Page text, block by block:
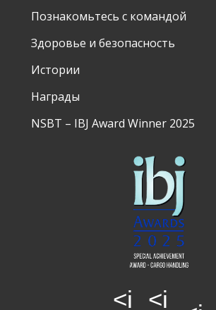
Познакомьтесь с командой
Здоровье и безопасность
Истории
Награды
NSBT – IBJ Award Winner 2025
<i <i